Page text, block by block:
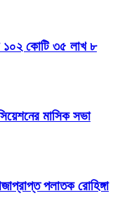
১০২ কোটি ৩৫ লাখ ৮
মাসিক সভা
পলাতক রোহিঙ্গা